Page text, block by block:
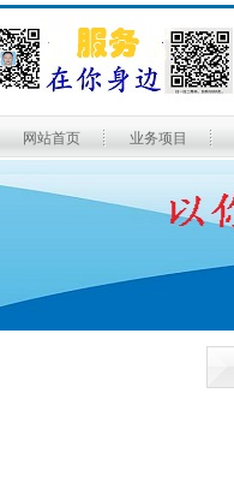
网站首页 业务项目